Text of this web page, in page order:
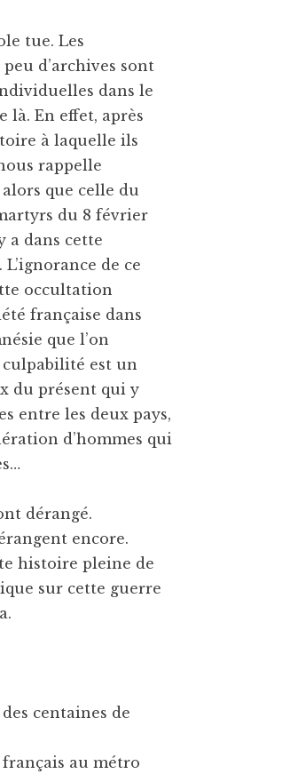
tue. Les
d’archives sont
dans le
là. En effet, après
à laquelle ils
rappelle
que celle du
du 8 février
a dans cette
de ce
occultation
française dans
que l’on
est un
du présent qui y
entre les deux pays,
d’hommes qui
dérangé.
encore.
histoire pleine de
sur cette guerre
centaines de
au métro